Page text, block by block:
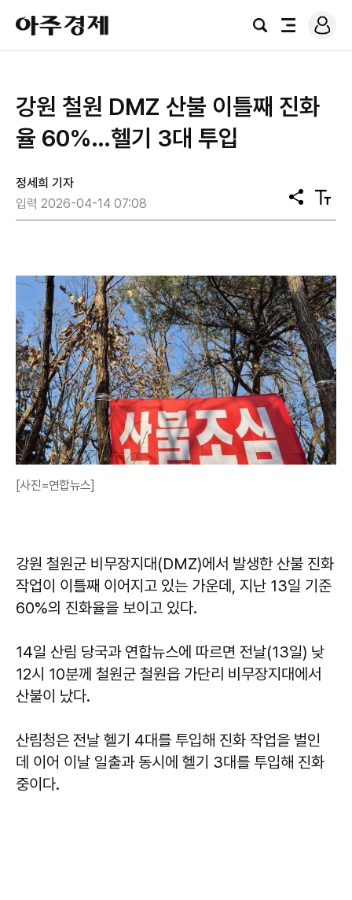
아
주
경
검
전
로
그
강원 철원 DMZ 산불 이틀째 진화
율 60%…헬기 3대 투입
정세희 기자
입력 2026-04-14 07:08
공
유
텍
스
[사진=연합뉴스]
강원 철원군 비무장지대(DMZ)에서 발생한 산불 진화
작업이 이틀째 이어지고 있는 가운데, 지난 13일 기준
60%의 진화율을 보이고 있다.
14일 산림 당국과 연합뉴스에 따르면 전날(13일) 낮
12시 10분께 철원군 철원읍 가단리 비무장지대에서
산불이 났다.
산림청은 전날 헬기 4대를 투입해 진화 작업을 벌인
데 이어 이날 일출과 동시에 헬기 3대를 투입해 진화
중이다.